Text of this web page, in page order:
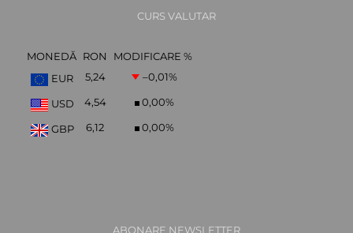
CURS VALUTAR
MONEDĂ RON
MODIFICARE %
EUR
5,24 –0,01%
USD 4,54 0,00%
GBP 6,12 0,00%
ABONARE NEWSLETTER